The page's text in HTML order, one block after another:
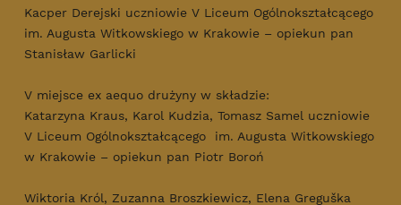
Kacper Derejski uczniowie V Liceum Ogólnokształcącego
im. Augusta Witkowskiego w Krakowie – opiekun pan
Stanisław Garlicki
V miejsce ex aequo drużyny w składzie:
Katarzyna Kraus, Karol Kudzia, Tomasz Samel uczniowie
V Liceum Ogólnokształcącego im. Augusta Witkowskiego
w Krakowie – opiekun pan Piotr Boroń
Wiktoria Król, Zuzanna Broszkiewicz, Elena Greguška